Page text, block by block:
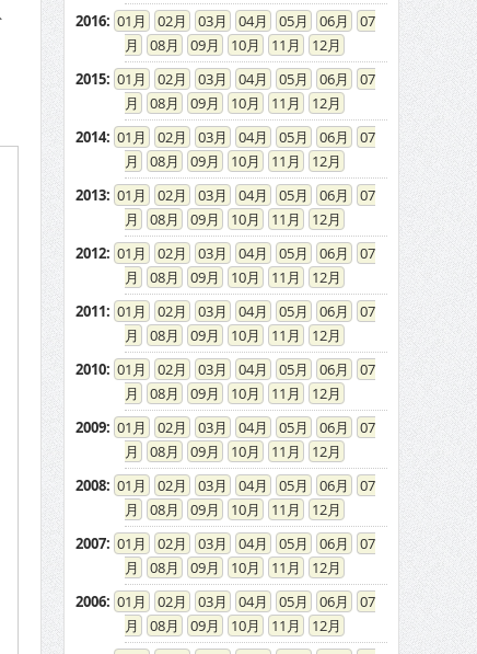
2016: 01 02 03 04 05 06
07
08
09 10 11
12
2015: 01 02 03 04 05 06
07
08
09 10 11
12
2014: 01 02 03 04 05 06
07
08
09 10 11
12
2013: 01 02 03 04 05 06
07
08
09 10 11
12
2012: 01 02 03 04 05 06
07
08
09 10 11
12
2011: 01 02 03 04 05 06
07
08
09 10 11
12
2010: 01 02 03 04 05 06
07
08
09 10 11
12
2009: 01 02 03 04 05 06
07
08
09 10 11
12
2008: 01 02 03 04 05 06
07
08
09 10 11
12
2007: 01 02 03 04 05 06
07
08
09 10 11
12
2006: 01 02 03 04 05 06
07
08
09 10 11
12